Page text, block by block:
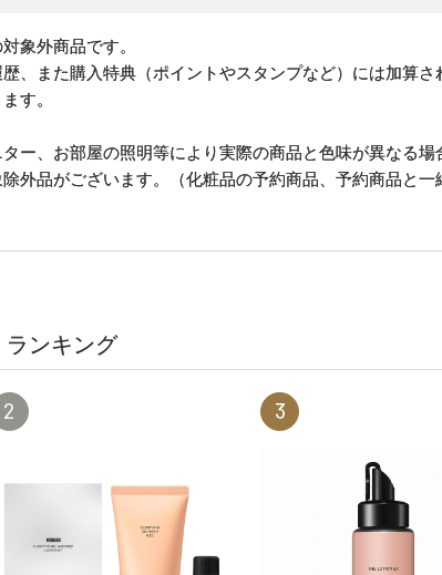
象外商品です。
、また購入特典（ポイントやスタンプなど）には加算さ
す。
ー、お部屋の照明等により実際の商品と色味が異なる場
外品がございます。（化粧品の予約商品、予約商品と
ランキング
2 3